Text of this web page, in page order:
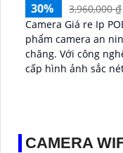
30%
3,960,000 ₫
Camera Giá re Ip
phẩm camera an
chăng. Với công nghệ CMOS tối ưu hóa hơn, nó cung
cấp hình ảnh sắc
CAMERA